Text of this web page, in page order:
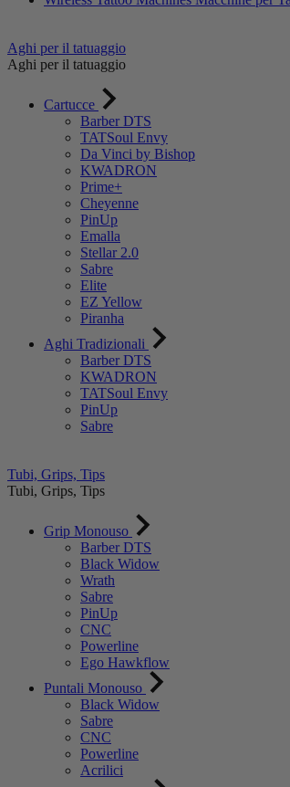
Aghi per il tatuaggio
Aghi per il tatuaggio
Cartucce
Barber DTS
TATSoul Envy
Da Vinci by Bishop
KWADRON
Prime+
Cheyenne
PinUp
Emalla
Stellar 2.0
Sabre
Elite
EZ Yellow
Piranha
Aghi Tradizionali
Barber DTS
KWADRON
TATSoul Envy
PinUp
Sabre
Tubi, Grips, Tips
Tubi, Grips, Tips
Grip Monouso
Barber DTS
Black Widow
Wrath
Sabre
PinUp
CNC
Powerline
Ego Hawkflow
Puntali Monouso
Black Widow
Sabre
CNC
Powerline
Acrilici